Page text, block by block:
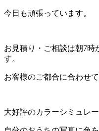
今日も頑張っています。
お見積り・ご相談は朝7時
す。
お客様のご都合に合わせ
大好評のカラーシミュレ